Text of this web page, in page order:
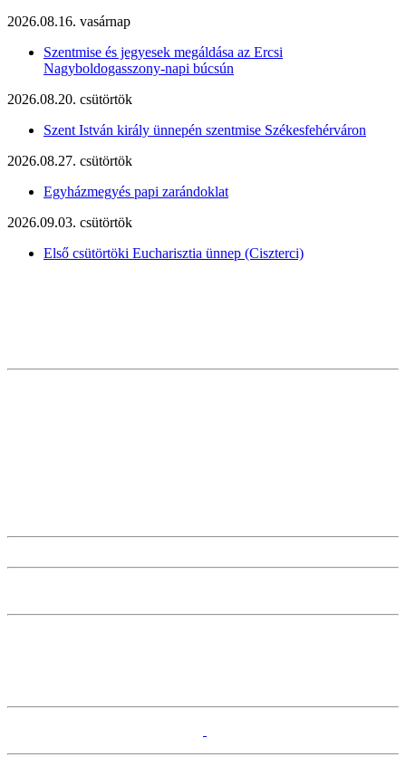
2026.08.16. vasárnap
Szentmise és jegyesek megáldása az Ercsi
Nagyboldogasszony-napi búcsún
2026.08.20. csütörtök
Szent István király ünnepén szentmise Székesfehérváron
2026.08.27. csütörtök
Egyházmegyés papi zarándoklat
2026.09.03. csütörtök
Első csütörtöki Eucharisztia ünnep (Ciszterci)